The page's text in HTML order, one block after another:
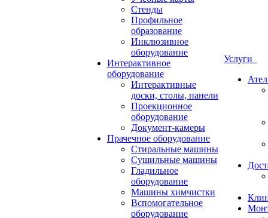
Стенды
Профильное
образование
Инклюзивное
оборудование
Интерактивное
оборудование
Интерактивные
доски, столы, панели
Проекционное
оборудование
Документ-камеры
Прачечное оборудование
Стиральные машины
Сушильные машины
Гладильное
оборудование
Машины химчистки
Вспомогательное
оборудование
Услуги